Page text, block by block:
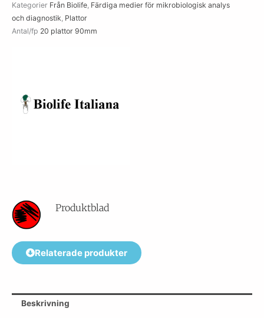
Kategorier Från Biolife, Färdiga medier för mikrobiologisk analys
och diagnostik, Plattor
Antal/fp 20 plattor 90mm
Produktblad
Relaterade produkter
Beskrivning